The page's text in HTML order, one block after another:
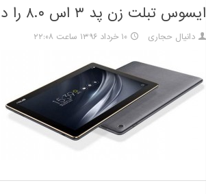
ایسوس تبلت زن پد ۳ اس ۸.۰ را در دو نسخه متفاوت معرفی کرد
دانیال حجاری ۱۰ خرداد ۱۳۹۶ ساعت ۲۲:۰۸